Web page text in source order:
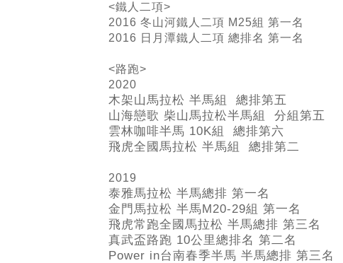
<鐵人二項>
2016 冬山河鐵人二項 M25組 第一名
2016 日月潭鐵人二項 總排名 第一名
<路跑>
2020
木架山馬拉松 半馬組 總排第五
山海戀歌 柴山馬拉松半馬組 分組第五
雲林咖啡半馬 10K組 總排第六
飛虎全國馬拉松 半馬組 總排第二
2019
泰雅馬拉松 半馬總排 第一名
金門馬拉松 半馬M20-29組 第一名
飛虎常跑全國馬拉松 半馬總排 第三名
真武盃路跑 10公里總排名 第二名
Power in台南春季半馬 半馬總排 第三名